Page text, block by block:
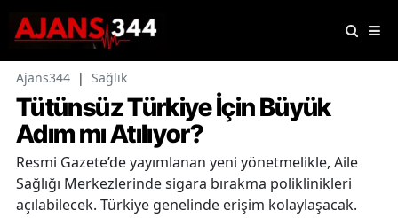
Ajans344 | Sağlık
Tütünsüz Türkiye İçin Büyük
Adım mı Atılıyor?
Resmi Gazete’de yayımlanan yeni yönetmelikle, Aile
Sağlığı Merkezlerinde sigara bırakma poliklinikleri
açılabilecek. Türkiye genelinde erişim kolaylaşacak.